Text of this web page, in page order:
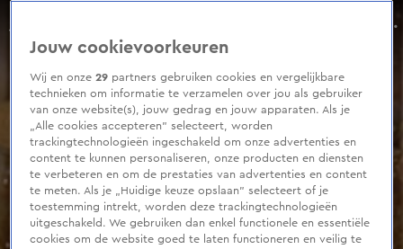
William en Catherine beleven 'magische avond' in Londen
Aflevering 324, Seizoen 2025
of
seconds
Jouw cookievoorkeuren
Wij en onze29 partners gebruiken cookies en vergelijkbare
technieken om informatie te verzamelen over jou als gebruiker
van onze website(s), jouw gedrag en jouw apparaten. Als je
„Alle cookies accepteren” selecteert, worden
trackingtechnologieën ingeschakeld om onze advertenties en
content te kunnen personaliseren, onze producten en diensten
te verbeteren en om de prestaties van advertenties en content
te meten. Als je „Huidige keuze opslaan” selecteert of je
toestemming intrekt, worden deze trackingtechnologieën
uitgeschakeld. We gebruiken dan enkel functionele en essentiële
cookies om de website goed te laten functioneren en veilig te